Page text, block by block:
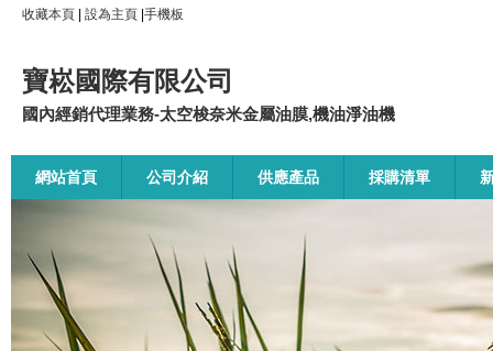
收藏本頁 設為主頁 手機板
寶崧國際有限公司
國內經銷代理業務-太空梭奈米金屬油膜,機油淨油機
網站首頁 公司介紹 供應產品 採購清單